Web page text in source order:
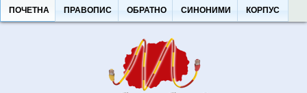
ПОЧЕТНА ПРАВОПИС ОБРАТНО СИНОНИМИ КОРПУС